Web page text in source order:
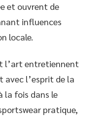
et ouvrent de
influences
locale.
l’art entretiennent
avec l’esprit de la
la fois dans le
pratique,